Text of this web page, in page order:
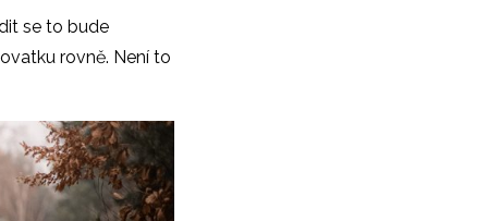
se to bude
rovně. Není to